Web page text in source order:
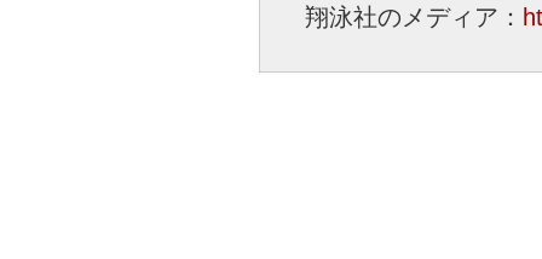
翔泳社のメディア：